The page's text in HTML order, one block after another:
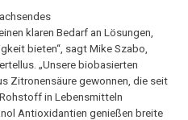
klaren Bedarf an Lösungen,
bieten“, sagt Mike Szabo,
„Unsere biobasierten
Zitronensäure gewonnen, die seit
in Lebensmitteln
Antioxidantien genießen breite